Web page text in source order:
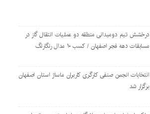
درخشش تیم دومیدانی منطقه دو عملیات انتقال گاز در
مسابقات دهه فجر اصفهان / کسب ۱۰ مدال رنگارنگ
انتخابات انجمن صنفی کارگری کاربران ماساژ استان اصفهان
برگزار شد